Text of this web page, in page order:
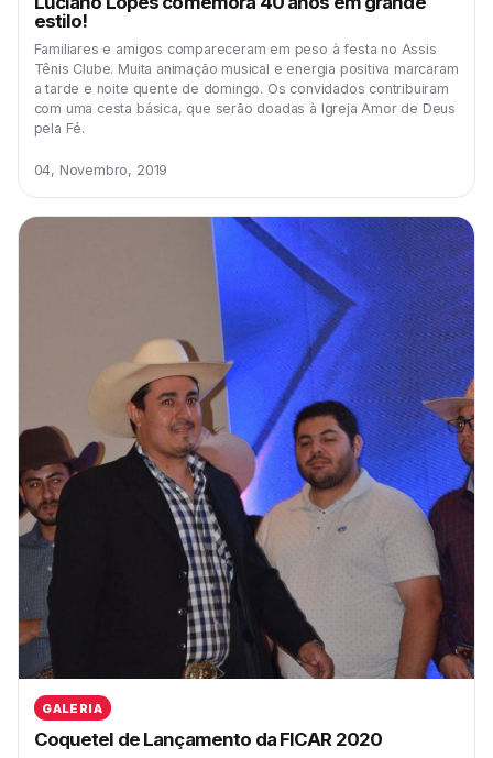
estilo!
Familiares e amigos compareceram em peso à festa no Assis
Tênis Clube. Muita animação musical e energia positiva marcaram
a tarde e noite quente de domingo. Os convidados contribuiram
com uma cesta básica, que serão doadas à Igreja Amor de Deus
pela Fé.
04, Novembro, 2019
GALERIA
Coquetel de Lançamento da FICAR 2020